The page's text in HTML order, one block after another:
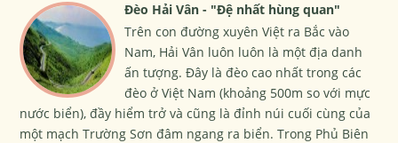
Đèo Hải Vân - "Đệ nhất hùng quan"
Trên con đường xuyên Việt ra Bắc vào
Nam, Hải Vân luôn luôn là một địa danh
ấn tượng. Đây là đèo cao nhất trong các
đèo ở Việt Nam (khoảng 500m so với mực
nước biển), đầy hiểm trở và cũng là đỉnh núi cuối cùng của
một mạch Trường Sơn đâm ngang ra biển. Trong Phủ Biên